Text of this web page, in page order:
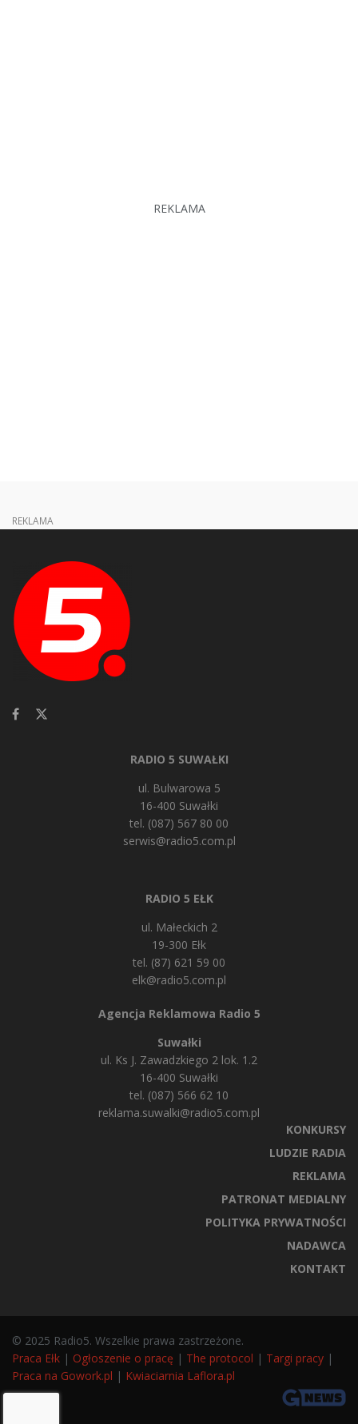
REKLAMA
REKLAMA
RADIO 5 SUWAŁKI
ul. Bulwarowa 5
16-400 Suwałki
tel. (087) 567 80 00
serwis@radio5.com.pl
RADIO 5 EŁK
ul. Małeckich 2
19-300 Ełk
tel. (87) 621 59 00
elk@radio5.com.pl
Agencja Reklamowa Radio 5
Suwałki
ul. Ks J. Zawadzkiego 2 lok. 1.2
16-400 Suwałki
tel. (087) 566 62 10
reklama.suwalki@radio5.com.pl
KONKURSY
LUDZIE RADIA
REKLAMA
PATRONAT MEDIALNY
POLITYKA PRYWATNOŚCI
NADAWCA
KONTAKT
© 2025 Radio5. Wszelkie prawa zastrzeżone.
Praca Ełk | Ogłoszenie o pracę | The protocol | Targi pracy |
Praca na Gowork.pl | Kwiaciarnia Laflora.pl